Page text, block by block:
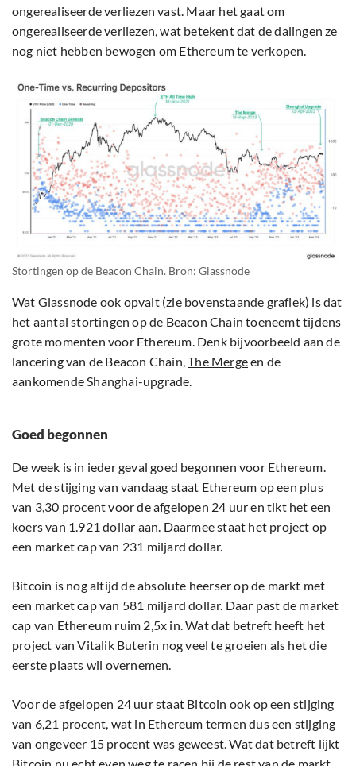
ongerealiseerde verliezen vast. Maar het gaat om
ongerealiseerde verliezen, wat betekent dat de dalingen ze
nog niet hebben bewogen om Ethereum te verkopen.
Stortingen op de Beacon Chain. Bron: Glassnode
Wat Glassnode ook opvalt (zie bovenstaande grafiek) is dat
het aantal stortingen op de Beacon Chain toeneemt tijdens
grote momenten voor Ethereum. Denk bijvoorbeeld aan de
lancering van de Beacon Chain,The Mergeen de
aankomende Shanghai-upgrade.
Goed begonnen
De week is in ieder geval goed begonnen voor Ethereum.
Met de stijging van vandaag staat Ethereum op een plus
van 3,30 procent voor de afgelopen 24 uur en tikt het een
koers van 1.921 dollar aan. Daarmee staat het project op
een market cap van 231 miljard dollar.
Bitcoin is nog altijd de absolute heerser op de markt met
een market cap van 581 miljard dollar. Daar past de market
cap van Ethereum ruim 2,5x in. Wat dat betreft heeft het
project van Vitalik Buterin nog veel te groeien als het die
eerste plaats wil overnemen.
Voor de afgelopen 24 uur staat Bitcoin ook op een stijging
van 6,21 procent, wat in Ethereum termen dus een stijging
van ongeveer 15 procent was geweest. Wat dat betreft lijkt